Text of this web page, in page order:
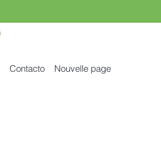
Contacto Nouvelle page